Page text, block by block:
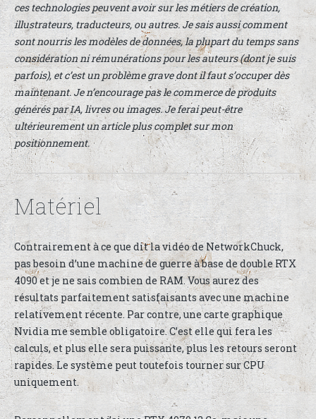
ces technologies peuvent avoir sur les métiers de création,
illustrateurs, traducteurs, ou autres. Je sais aussi comment
sont nourris les modèles de données, la plupart du temps sans
considération ni rémunérations pour les auteurs (dont je suis
parfois), et c’est un problème grave dont il faut s’occuper dès
maintenant. Je n’encourage pas le commerce de produits
générés par IA, livres ou images. Je ferai peut-être
ultérieurement un article plus complet sur mon
positionnement.
Matériel
Contrairement à ce que dit la vidéo de NetworkChuck,
pas besoin d’une machine de guerre à base de double RTX
4090 et je ne sais combien de RAM. Vous aurez des
résultats parfaitement satisfaisants avec une machine
relativement récente. Par contre, une carte graphique
Nvidia me semble obligatoire. C’est elle qui fera les
calculs, et plus elle sera puissante, plus les retours seront
rapides. Le système peut toutefois tourner sur CPU
uniquement.